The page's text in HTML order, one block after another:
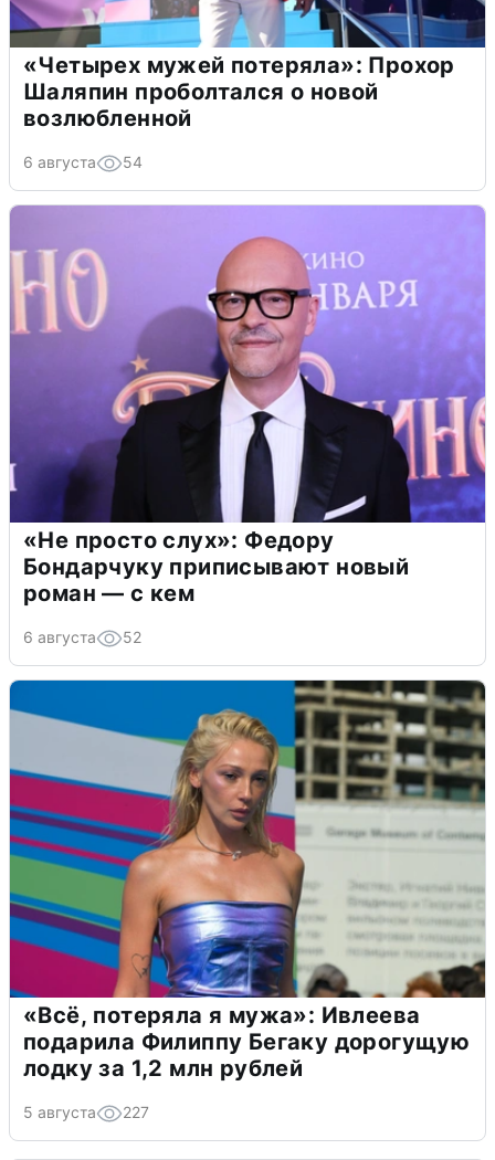
«Четырех мужей потеряла»: Прохор
Шаляпин проболтался о новой
возлюбленной
6 августа 54
«Не просто слух»: Федору
Бондарчуку приписывают новый
роман — с кем
6 августа 52
«Всё, потеряла я мужа»: Ивлеева
подарила Филиппу Бегаку дорогущую
лодку за 1,2 млн рублей
5 августа 227